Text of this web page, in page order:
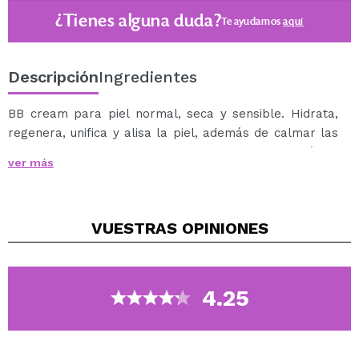
¿Tienes alguna duda?Te ayudamosaquí
DescripciónIngredientes
BB cream para piel normal, seca y sensible. Hidrata,
regenera, unifica y alisa la piel, además de calmar las
irritaciones gracias a sus ingredientes activos: el ácido
hialurónico, la provitamina B5, la vitamina E y la
UVA y UVB y los pigmentos minerales estabilizantes.
ver más
VUESTRAS OPINIONES
4.25